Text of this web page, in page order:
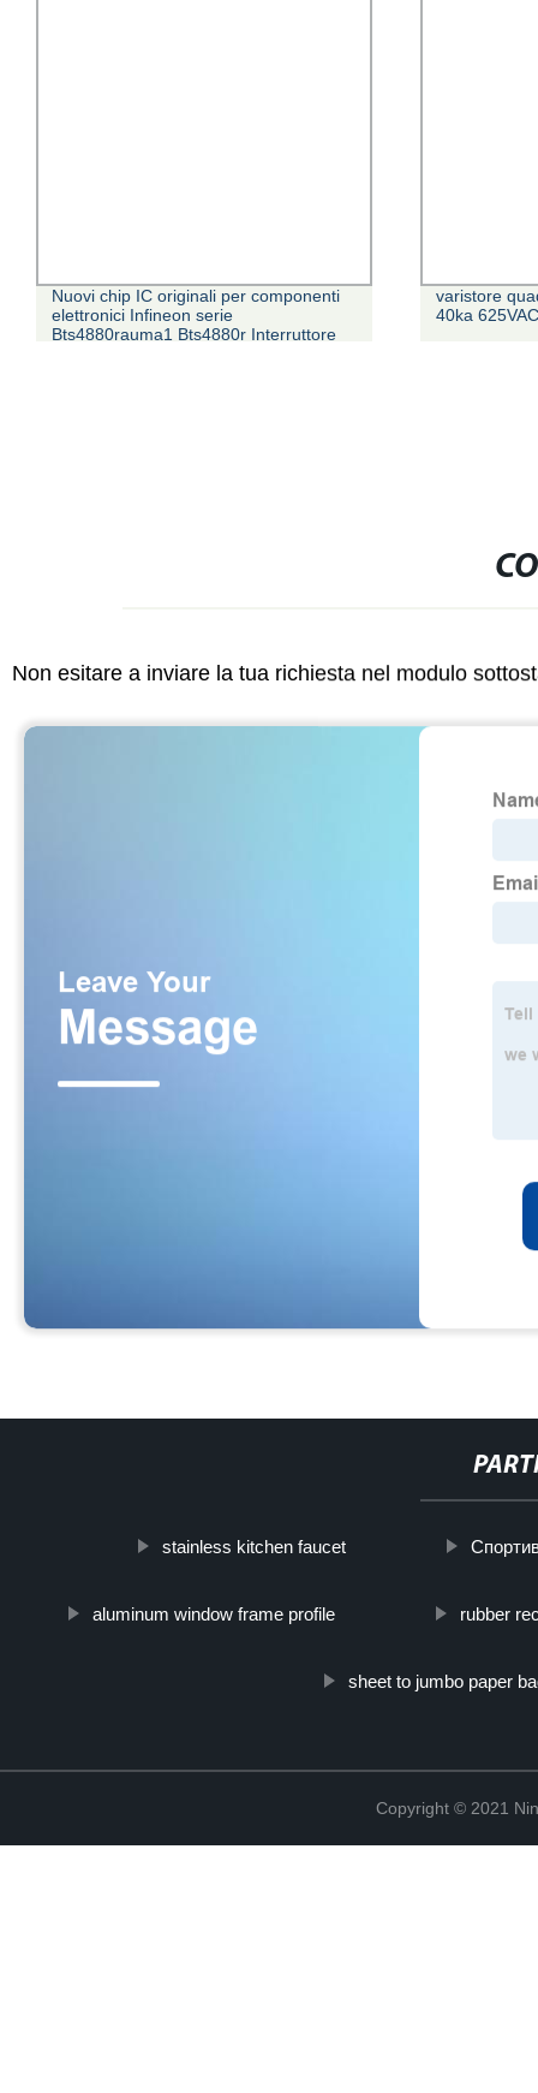
Nuovi chip IC originali per componenti
elettronici Infineon serie
Bts4880rauma1 Bts4880r Interruttore
varistore
40ka
Non esitare a inviare la tua richiesta nel modulo
stainless kitchen faucet
aluminum window frame profile rubber
sheet to jumbo paper
Copyright © 2021